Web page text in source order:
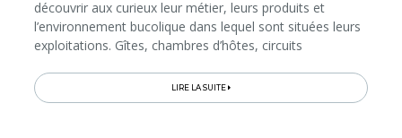
découvrir aux curieux leur métier, leurs produits et
l’environnement bucolique dans lequel sont situées leurs
exploitations. Gîtes, chambres d’hôtes, circuits
magasins ou encore restaurants à la ferme… De quoi
nous composer, à prix abordable, une escapade à la fois
LIRE LA SUITE